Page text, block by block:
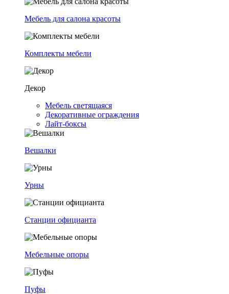
Мебель для салона красоты
Комплекты мебели
Декор
Мебель светящаяся
Декоративные ограждения
Лайт-боксы
Вешалки
Урны
Станции официанта
Мебельные опоры
Пуфы